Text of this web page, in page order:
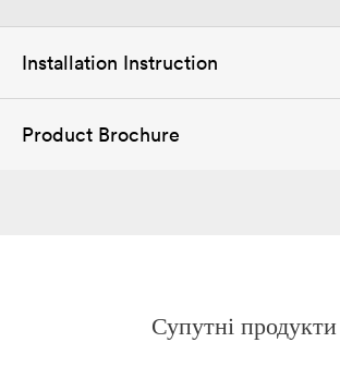
Installation Instruction
Посібник користувача ASW 1-2.5K S-G2
Product Brochure
Супутні продукти